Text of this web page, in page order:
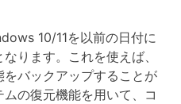
10/11を以前の日付に
ります。これを使えば、
バックアップすることが
の復元機能を用いて、コ